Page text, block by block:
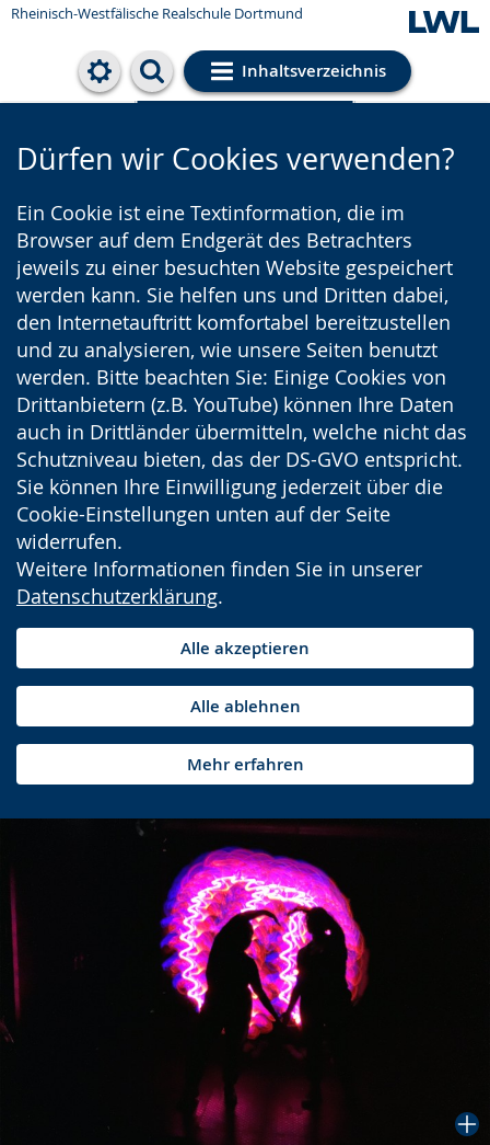
Rheinisch-Westfälische Realschule Dortmund
Inhaltsverzeichnis
Cookie-Einstellungen
Dürfen wir Cookies verwenden?
Ein Cookie ist eine Textinformation, die im
Browser auf dem Endgerät des Betrachters
jeweils zu einer besuchten Website gespeichert
werden kann. Sie helfen uns und Dritten dabei,
den Internetauftritt komfortabel bereitzustellen
und zu analysieren, wie unsere Seiten benutzt
werden. Bitte beachten Sie: Einige Cookies von
Drittanbietern (z.B. YouTube) können Ihre Daten
auch in Drittländer übermitteln, welche nicht das
Schutzniveau bieten, das der DS-GVO entspricht.
Sie können Ihre Einwilligung jederzeit über die
Cookie-Einstellungen unten auf der Seite
widerrufen.
Weitere Informationen finden Sie in unserer
Datenschutzerklärung.
Alle akzeptieren
Alle ablehnen
Mehr erfahren